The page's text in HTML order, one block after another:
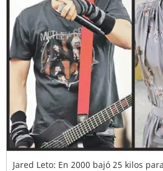
Jared Leto: En 2000 bajó 25 kilos